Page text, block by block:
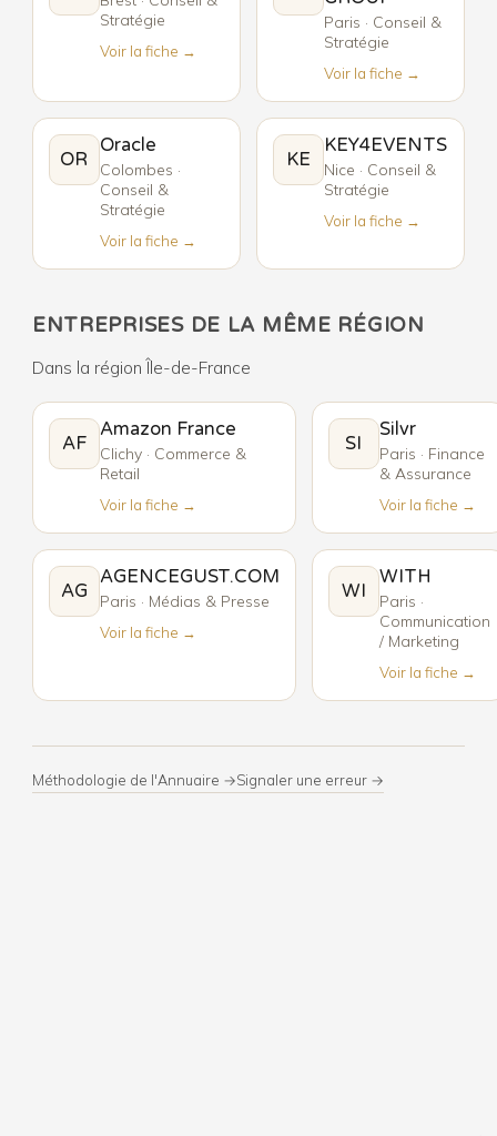
Stratégie
Voir la fiche →
Paris · Conseil &
Stratégie
Voir la fiche →
OR
Oracle
Colombes ·
Conseil &
Stratégie
Voir la fiche →
KE
KEY4EVENTS
Nice · Conseil &
Stratégie
Voir la fiche →
ENTREPRISES DE LA MÊME RÉGION
Dans la région Île-de-France
AF
Amazon France
Clichy · Commerce &
Retail
Voir la fiche →
SI
Silvr
Paris · Finance
& Assurance
Voir la fiche →
AG
AGENCEGUST.COM
Paris · Médias & Presse
Voir la fiche →
WI
WITH
Paris ·
Communication
/ Marketing
Voir la fiche →
Méthodologie de l'Annuaire →Signaler une erreur →